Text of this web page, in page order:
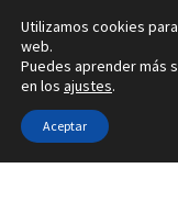
Ir
a
la
navegación
Ir
al
contenido
Inicio
Inicio Tipo de joya
Utilizamos cookies
web.
Puedes aprender más
en los ajustes.
Aceptar